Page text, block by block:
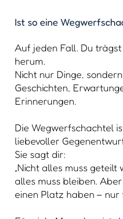
befreiender Gedanke.
Und für mich als
einer der schönsten
Emotion miteinander zu
Wann ist ein guter
Anlegen der
Zum Beispiel direkt
einfach.